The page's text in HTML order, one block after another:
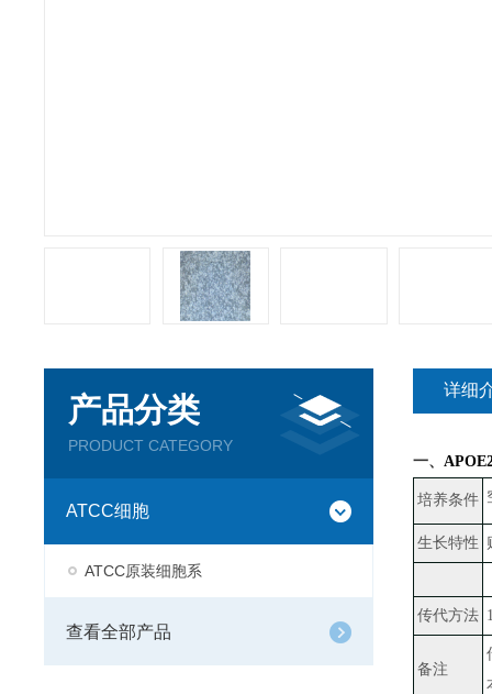
产品分类
PRODUCT CATEGORY
ATCC细胞
ATCC原装细胞系
查看全部产品
详细
一、
培养条件
生长特性
传代方法
备注